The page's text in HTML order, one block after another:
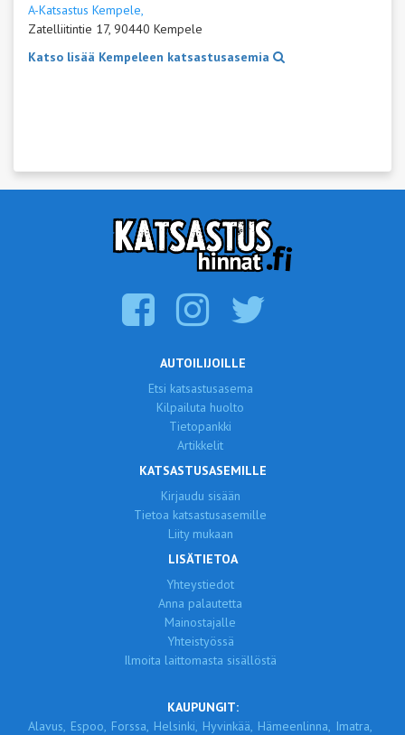
A-Katsastus Kempele,
Zatelliitintie 17, 90440 Kempele
Katso lisää Kempeleen katsastusasemia
AUTOILIJOILLE
Etsi katsastusasema
Kilpailuta huolto
Tietopankki
Artikkelit
KATSASTUSASEMILLE
Kirjaudu sisään
Tietoa katsastusasemille
Liity mukaan
LISÄTIETOA
Yhteystiedot
Anna palautetta
Mainostajalle
Yhteistyössä
Ilmoita laittomasta sisällöstä
KAUPUNGIT:
Alavus, Espoo, Forssa, Helsinki, Hyvinkää, Hämeenlinna, Imatra,